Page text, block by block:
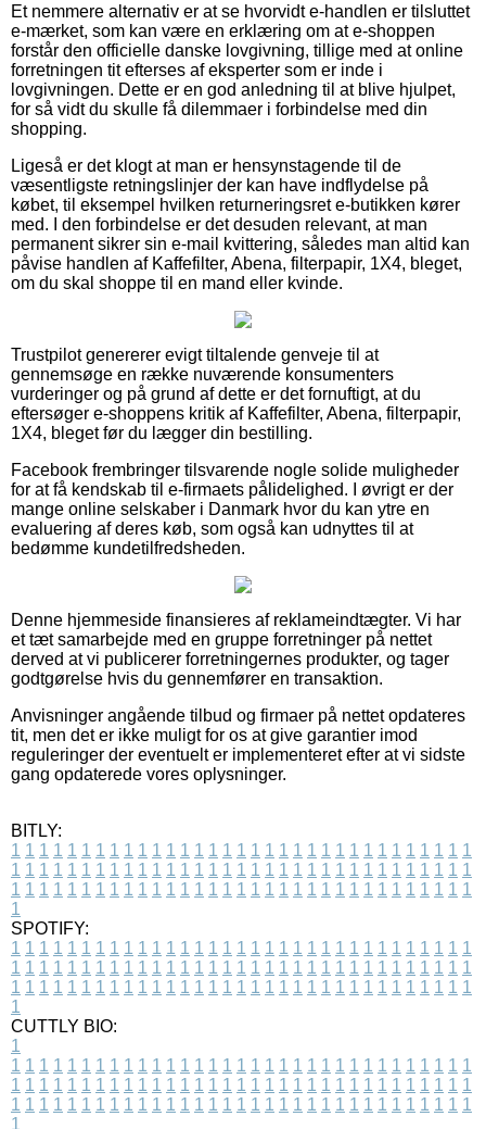
Et nemmere alternativ er at se hvorvidt e-handlen er tilsluttet
e-mærket, som kan være en erklæring om at e-shoppen
forstår den officielle danske lovgivning, tillige med at online
forretningen tit efterses af eksperter som er inde i
lovgivningen. Dette er en god anledning til at blive hjulpet,
for så vidt du skulle få dilemmaer i forbindelse med din
shopping.
Ligeså er det klogt at man er hensynstagende til de
væsentligste retningslinjer der kan have indflydelse på
købet, til eksempel hvilken returneringsret e-butikken kører
med. I den forbindelse er det desuden relevant, at man
permanent sikrer sin e-mail kvittering, således man altid kan
påvise handlen af Kaffefilter, Abena, filterpapir, 1X4, bleget,
om du skal shoppe til en mand eller kvinde.
Trustpilot genererer evigt tiltalende genveje til at
gennemsøge en række nuværende konsumenters
vurderinger og på grund af dette er det fornuftigt, at du
eftersøger e-shoppens kritik af Kaffefilter, Abena, filterpapir,
1X4, bleget før du lægger din bestilling.
Facebook frembringer tilsvarende nogle solide muligheder
for at få kendskab til e-firmaets pålidelighed. I øvrigt er der
mange online selskaber i Danmark hvor du kan ytre en
evaluering af deres køb, som også kan udnyttes til at
bedømme kundetilfredsheden.
Denne hjemmeside finansieres af reklameindtægter. Vi har
et tæt samarbejde med en gruppe forretninger på nettet
derved at vi publicerer forretningernes produkter, og tager
godtgørelse hvis du gennemfører en transaktion.
Anvisninger angående tilbud og firmaer på nettet opdateres
tit, men det er ikke muligt for os at give garantier imod
reguleringer der eventuelt er implementeret efter at vi sidste
gang opdaterede vores oplysninger.
BITLY:
1 1 1 1 1 1 1 1 1 1 1 1 1 1 1 1 1 1 1 1 1 1 1 1 1 1 1 1 1 1 1 1 1
1 1 1 1 1 1 1 1 1 1 1 1 1 1 1 1 1 1 1 1 1 1 1 1 1 1 1 1 1 1 1 1 1
1 1 1 1 1 1 1 1 1 1 1 1 1 1 1 1 1 1 1 1 1 1 1 1 1 1 1 1 1 1 1 1 1
1
SPOTIFY:
1 1 1 1 1 1 1 1 1 1 1 1 1 1 1 1 1 1 1 1 1 1 1 1 1 1 1 1 1 1 1 1 1
1 1 1 1 1 1 1 1 1 1 1 1 1 1 1 1 1 1 1 1 1 1 1 1 1 1 1 1 1 1 1 1 1
1 1 1 1 1 1 1 1 1 1 1 1 1 1 1 1 1 1 1 1 1 1 1 1 1 1 1 1 1 1 1 1 1
1
CUTTLY BIO:
1
1 1 1 1 1 1 1 1 1 1 1 1 1 1 1 1 1 1 1 1 1 1 1 1 1 1 1 1 1 1 1 1 1
1 1 1 1 1 1 1 1 1 1 1 1 1 1 1 1 1 1 1 1 1 1 1 1 1 1 1 1 1 1 1 1 1
1 1 1 1 1 1 1 1 1 1 1 1 1 1 1 1 1 1 1 1 1 1 1 1 1 1 1 1 1 1 1 1 1
1